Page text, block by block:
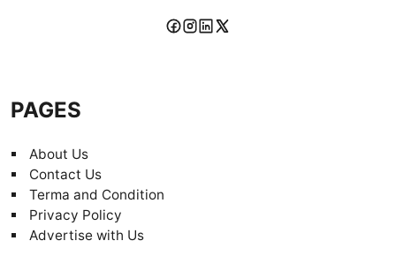
PAGES
About Us
Contact Us
Terma and Condition
Privacy Policy
Advertise with Us